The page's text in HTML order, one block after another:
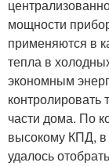
мощности
применяются в
тепла в
экономным
контролировать
части дома. По
высокому КПД, в
удалось